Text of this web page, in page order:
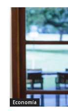
Economía